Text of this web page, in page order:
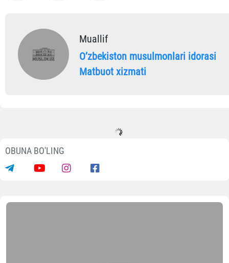
Muallif
Oʼzbekiston musulmonlari idorasi
Matbuot xizmati
OBUNA BO'LING